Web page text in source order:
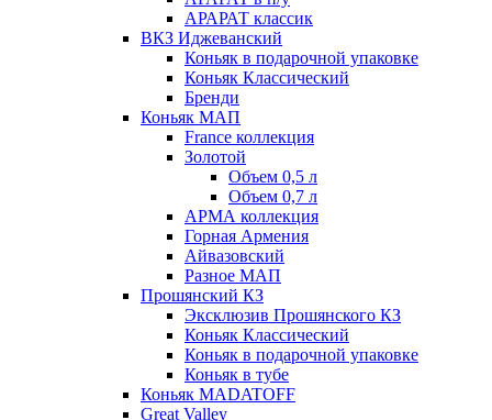
АРАРАТ классик
ВКЗ Иджеванский
Коньяк в подарочной упаковке
Коньяк Классический
Бренди
Коньяк МАП
France коллекция
Золотой
Объем 0,5 л
Объем 0,7 л
АРМА коллекция
Горная Армения
Айвазовский
Разное МАП
Прошянский КЗ
Эксклюзив Прошянского КЗ
Коньяк Классический
Коньяк в подарочной упаковке
Коньяк в тубе
Коньяк MADATOFF
Great Valley